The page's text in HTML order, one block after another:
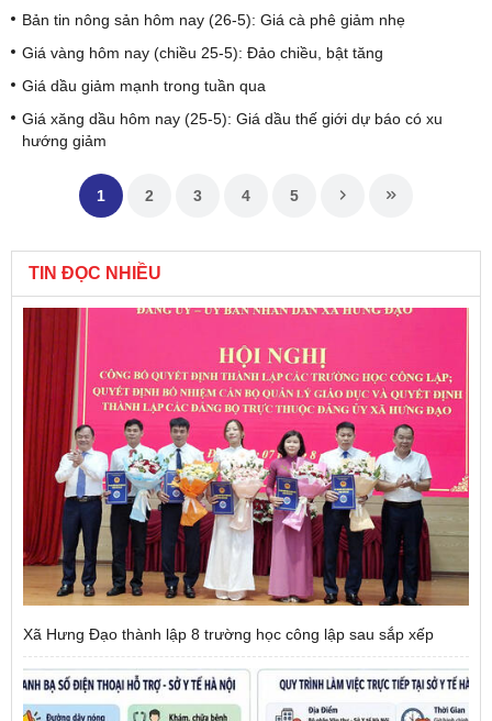
Bản tin nông sản hôm nay (26-5): Giá cà phê giảm nhẹ
Giá vàng hôm nay (chiều 25-5): Đảo chiều, bật tăng
Giá dầu giảm mạnh trong tuần qua
Giá xăng dầu hôm nay (25-5): Giá dầu thế giới dự báo có xu
hướng giảm
1 2 3 4 5
TIN ĐỌC NHIỀU
Xã Hưng Đạo thành lập 8 trường học công lập sau sắp xếp